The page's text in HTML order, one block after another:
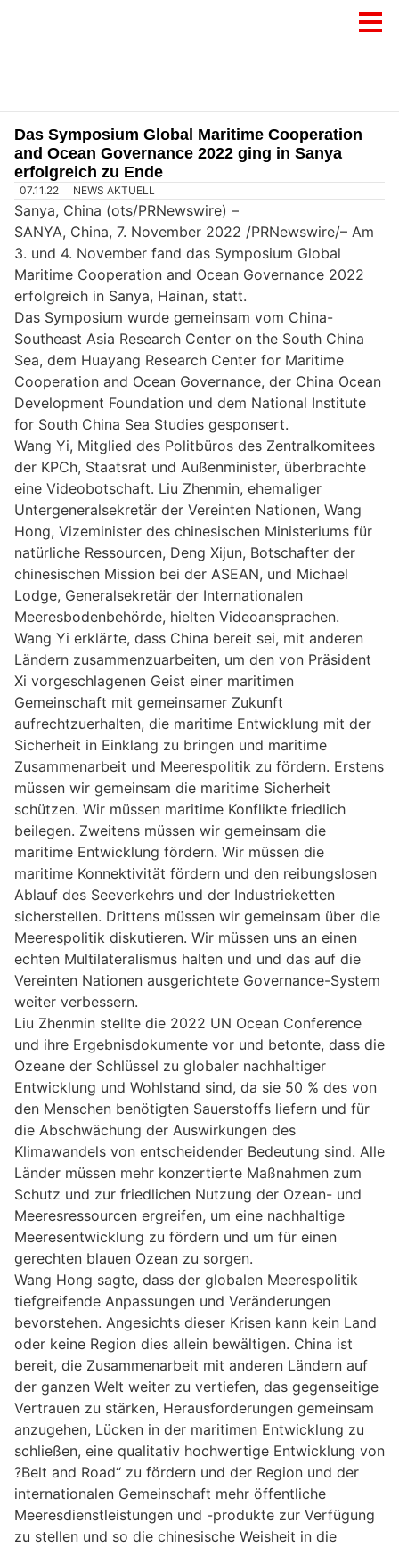
Das Symposium Global Maritime Cooperation
and Ocean Governance 2022 ging in Sanya
erfolgreich zu Ende
07.11.22 NEWS AKTUELL
Sanya, China (ots/PRNewswire) –
SANYA, China, 7. November 2022 /PRNewswire/– Am
3. und 4. November fand das Symposium Global
Maritime Cooperation and Ocean Governance 2022
erfolgreich in Sanya, Hainan, statt.
Das Symposium wurde gemeinsam vom China-
Southeast Asia Research Center on the South China
Sea, dem Huayang Research Center for Maritime
Cooperation and Ocean Governance, der China Ocean
Development Foundation und dem National Institute
for South China Sea Studies gesponsert.
Wang Yi, Mitglied des Politbüros des Zentralkomitees
der KPCh, Staatsrat und Außenminister, überbrachte
eine Videobotschaft. Liu Zhenmin, ehemaliger
Untergeneralsekretär der Vereinten Nationen, Wang
Hong, Vizeminister des chinesischen Ministeriums für
natürliche Ressourcen, Deng Xijun, Botschafter der
chinesischen Mission bei der ASEAN, und Michael
Lodge, Generalsekretär der Internationalen
Meeresbodenbehörde, hielten Videoansprachen.
Wang Yi erklärte, dass China bereit sei, mit anderen
Ländern zusammenzuarbeiten, um den von Präsident
Xi vorgeschlagenen Geist einer maritimen
Gemeinschaft mit gemeinsamer Zukunft
aufrechtzuerhalten, die maritime Entwicklung mit der
Sicherheit in Einklang zu bringen und maritime
Zusammenarbeit und Meerespolitik zu fördern. Erstens
müssen wir gemeinsam die maritime Sicherheit
schützen. Wir müssen maritime Konflikte friedlich
beilegen. Zweitens müssen wir gemeinsam die
maritime Entwicklung fördern. Wir müssen die
maritime Konnektivität fördern und den reibungslosen
Ablauf des Seeverkehrs und der Industrieketten
sicherstellen. Drittens müssen wir gemeinsam über die
Meerespolitik diskutieren. Wir müssen uns an einen
echten Multilateralismus halten und und das auf die
Vereinten Nationen ausgerichtete Governance-System
weiter verbessern.
Liu Zhenmin stellte die 2022 UN Ocean Conference
und ihre Ergebnisdokumente vor und betonte, dass die
Ozeane der Schlüssel zu globaler nachhaltiger
Entwicklung und Wohlstand sind, da sie 50 % des von
den Menschen benötigten Sauerstoffs liefern und für
die Abschwächung der Auswirkungen des
Klimawandels von entscheidender Bedeutung sind. Alle
Länder müssen mehr konzertierte Maßnahmen zum
Schutz und zur friedlichen Nutzung der Ozean- und
Meeresressourcen ergreifen, um eine nachhaltige
Meeresentwicklung zu fördern und um für einen
gerechten blauen Ozean zu sorgen.
Wang Hong sagte, dass der globalen Meerespolitik
tiefgreifende Anpassungen und Veränderungen
bevorstehen. Angesichts dieser Krisen kann kein Land
oder keine Region dies allein bewältigen. China ist
bereit, die Zusammenarbeit mit anderen Ländern auf
der ganzen Welt weiter zu vertiefen, das gegenseitige
Vertrauen zu stärken, Herausforderungen gemeinsam
anzugehen, Lücken in der maritimen Entwicklung zu
schließen, eine qualitativ hochwertige Entwicklung von
?Belt and Road“ zu fördern und der Region und der
internationalen Gemeinschaft mehr öffentliche
Meeresdienstleistungen und -produkte zur Verfügung
zu stellen und so die chinesische Weisheit in die